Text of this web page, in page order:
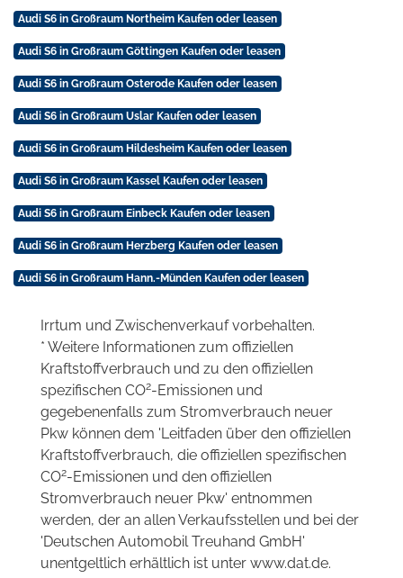
Audi S6 in Großraum Northeim Kaufen oder leasen
Audi S6 in Großraum Göttingen Kaufen oder leasen
Audi S6 in Großraum Osterode Kaufen oder leasen
Audi S6 in Großraum Uslar Kaufen oder leasen
Audi S6 in Großraum Hildesheim Kaufen oder leasen
Audi S6 in Großraum Kassel Kaufen oder leasen
Audi S6 in Großraum Einbeck Kaufen oder leasen
Audi S6 in Großraum Herzberg Kaufen oder leasen
Audi S6 in Großraum Hann.-Münden Kaufen oder leasen
Irrtum und Zwischenverkauf vorbehalten.
* Weitere Informationen zum offiziellen
Kraftstoffverbrauch und zu den offiziellen
spezifischen CO2-Emissionen und
gegebenenfalls zum Stromverbrauch neuer
Pkw können dem 'Leitfaden über den offiziellen
Kraftstoffverbrauch, die offiziellen spezifischen
CO2-Emissionen und den offiziellen
Stromverbrauch neuer Pkw' entnommen
werden, der an allen Verkaufsstellen und bei der
'Deutschen Automobil Treuhand GmbH'
unentgeltlich erhältlich ist unter www.dat.de.